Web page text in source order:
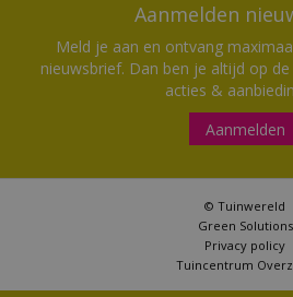
Aanmelden
Meld je aan en ontvang
nieuwsbrief. Dan ben je altijd op
acties &
Aanmelden
© Tuinwereld
Green Solutions
Privacy policy
Tuincentrum